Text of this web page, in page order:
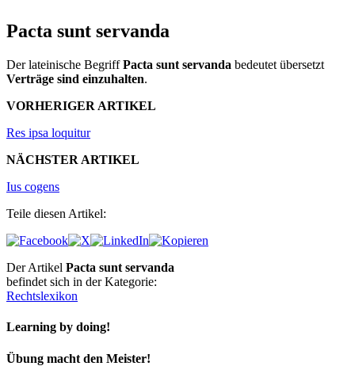
Pacta sunt servanda
Der lateinische BegriffPacta sunt servanda bedeutet übersetzt
Verträge sind einzuhalten.
VORHERIGER ARTIKEL
Res ipsa loquitur
NÄCHSTER ARTIKEL
Ius cogens
Teile diesen Artikel:
Der Artikel Pacta sunt servanda
befindet sich in der Kategorie:
Rechtslexikon
Learning by doing!
Übung macht den Meister!